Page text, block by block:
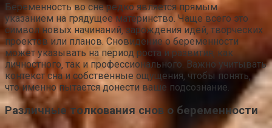
Беременность во сне редко является прямым
указанием на грядущее материнство. Чаще всего это
символ новых начинаний‚ зарождения идей‚ творческих
проектов или планов. Сновидение о беременности
может указывать на период роста и развития‚ как
личностного‚ так и профессионального. Важно учитывать
контекст сна и собственные ощущения‚ чтобы понять‚
что именно пытается донести ваше подсознание.
Различные толкования снов о беременности